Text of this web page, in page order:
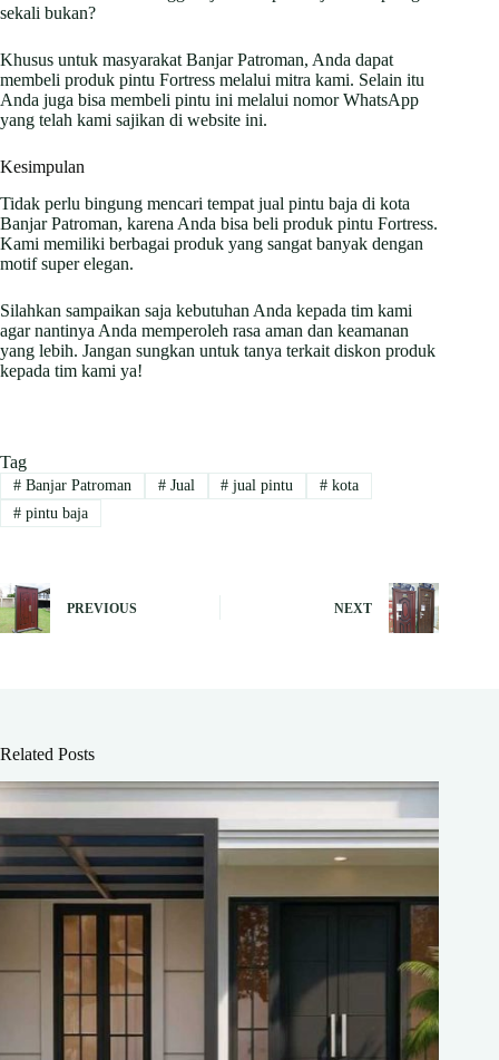
sekali bukan?
Khusus untuk masyarakat Banjar Patroman, Anda dapat
membeli produk pintu Fortress melalui mitra kami. Selain itu
Anda juga bisa membeli pintu ini melalui nomor WhatsApp
yang telah kami sajikan di website ini.
Kesimpulan
Tidak perlu bingung mencari tempat jual pintu baja di kota
Banjar Patroman, karena Anda bisa beli produk pintu Fortress.
Kami memiliki berbagai produk yang sangat banyak dengan
motif super elegan.
Silahkan sampaikan saja kebutuhan Anda kepada tim kami
agar nantinya Anda memperoleh rasa aman dan keamanan
yang lebih. Jangan sungkan untuk tanya terkait diskon produk
kepada tim kami ya!
Tag
#Banjar Patroman #Jual # jual pintu # kota
#pintu baja
PREVIOUS NEXT
Related Posts